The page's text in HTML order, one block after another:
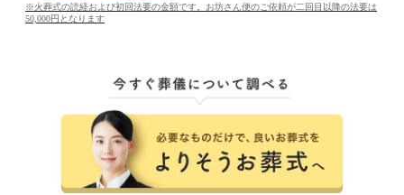
※火葬式の読経および初回法要の金額です。お坊さん便のご依頼が二回目以降の法要は
50,000円となります